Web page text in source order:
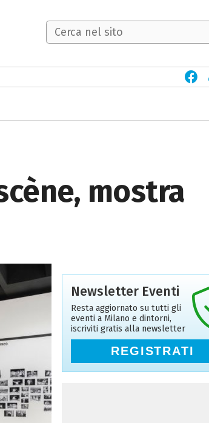
mostra
Newsletter Eventi
Resta aggiornato su tutti gli
eventi a Milano e dintorni,
iscriviti gratis alla newsletter
REGISTRATI